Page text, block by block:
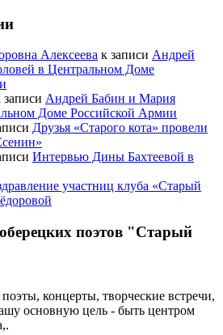
Алексеева к записи Андрей
в Центральном Доме
записи Андрей Бабин и Мария
Доме Российской Армии
Друзья «Старого кота» провели
Интервью Дины Бахтеевой в
участниц клуба «Старый
поэтов "Старый
концерты, творческие встречи,
основную цель - быть центром